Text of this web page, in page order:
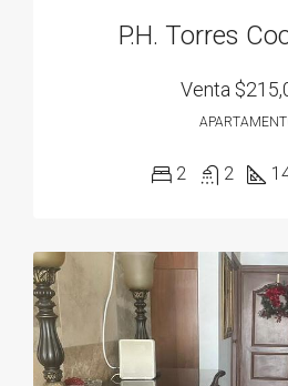
P.H. Torres
Venta
2 2